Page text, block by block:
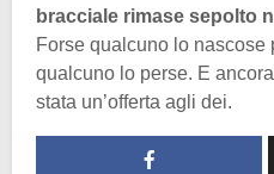
bracciale rimase sepolto
Forse qualcuno lo nascose
qualcuno lo perse. E
stata un’offerta agli dei.